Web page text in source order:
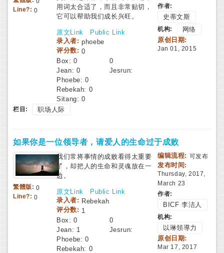
Line?:0
用词太合适了，而且非常贴切，
它可以帮助我们成长兴旺。
原文Link
Public Link
录入者:phoebe
评分数:0
Box:0
Jean: 0 Jesrun:
0
Phoebe: 0
Rebekah: 0
Sitang: 0
作者:
史蒂文斯
机构:
网络
原创日期:
Jan 01, 2015
栏目: 职场人际
如果你是一位领导者，请爱人的生命过于成败
繁體版: 0
Line?:0
我们常将事情的成败看得太重要
了，却把人的生命和灵魂放在一
边。
原文Link
Public Link
录入者: Rebekah
评分数: 1
Box:0
Jean: 1 Jesrun:
0
Phoebe: 0
Rebekah: 0
编辑流程: 可发布
发布时间:
Thursday, 2017,
March 23
作者:
BICF 李洁人
机构:
以琳領導力
原创日期:
Mar 17, 2017